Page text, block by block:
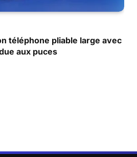
téléphone pliable large avec
aux puces